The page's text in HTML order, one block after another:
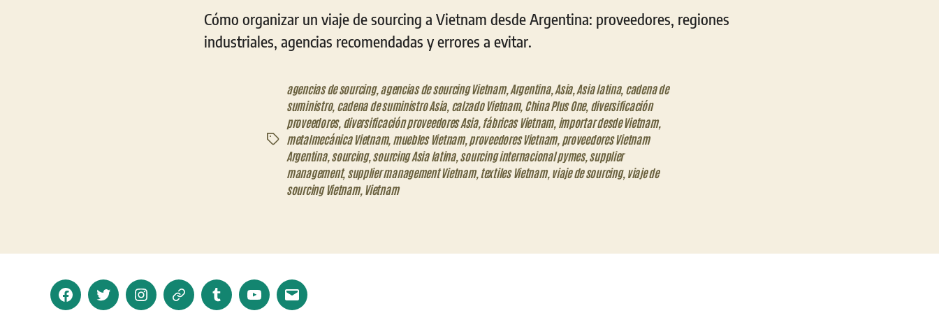
Cómo organizar un viaje de sourcing a Vietnam desde Argentina: proveedores, regiones
industriales, agencias recomendadas y errores a evitar.
Etiquetas
agencias de sourcing, agencias de sourcing Vietnam, Argentina, Asia, Asia latina, cadena de
suministro, cadena de suministro Asia, calzado Vietnam, China Plus One, diversificación
proveedores, diversificación proveedores Asia, fábricas Vietnam, importar desde Vietnam,
metalmecánica Vietnam, muebles Vietnam, proveedores Vietnam, proveedores Vietnam
Argentina, sourcing, sourcing Asia latina, sourcing internacional pymes, supplier
management, supplier management Vietnam, textiles Vietnam, viaje de sourcing, viaje de
sourcing Vietnam, Vietnam
FacebookTwitter InstagramTelegramTumblr YouTubeCorreo